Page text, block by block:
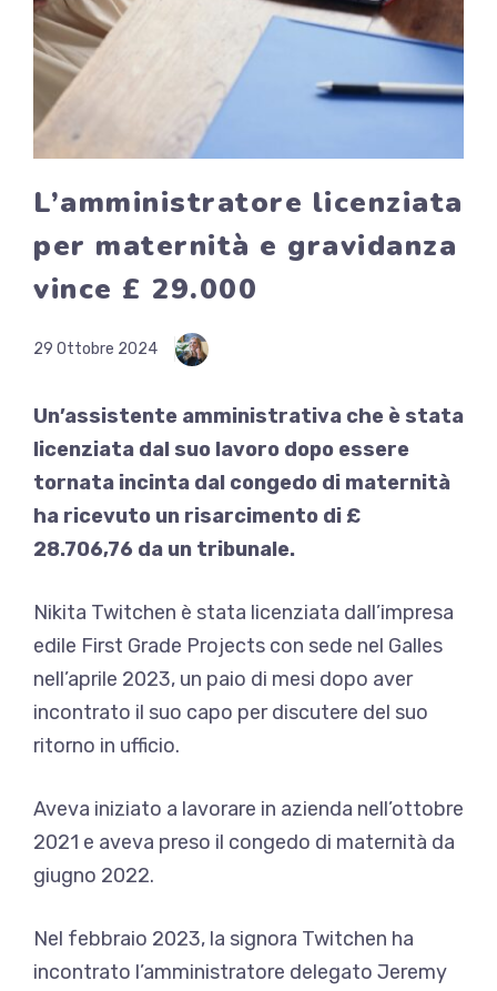
L’amministratore licenziata
per maternità e gravidanza
vince £ 29.000
29 Ottobre 2024
Un’assistente amministrativa che è stata
licenziata dal suo lavoro dopo essere
tornata incinta dal congedo di maternità
ha ricevuto un risarcimento di £
28.706,76 da un tribunale.
Nikita Twitchen è stata licenziata dall’impresa
edile First Grade Projects con sede nel Galles
nell’aprile 2023, un paio di mesi dopo aver
incontrato il suo capo per discutere del suo
ritorno in ufficio.
Aveva iniziato a lavorare in azienda nell’ottobre
2021 e aveva preso il congedo di maternità da
giugno 2022.
Nel febbraio 2023, la signora Twitchen ha
incontrato l’amministratore delegato Jeremy